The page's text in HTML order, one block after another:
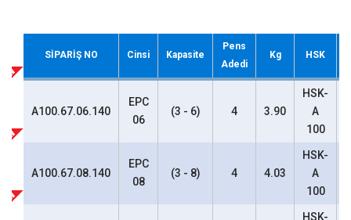
SİPARİŞ NO Cinsi Kapasite
Pens
Adedi
Kg HSK
A100.67.06.140
EPC
06
(3 - 6) 4 3.90
HSK-
A
100
A100.67.08.140
EPC
08
(3 - 8) 4 4.03
HSK-
A
100
HSK-